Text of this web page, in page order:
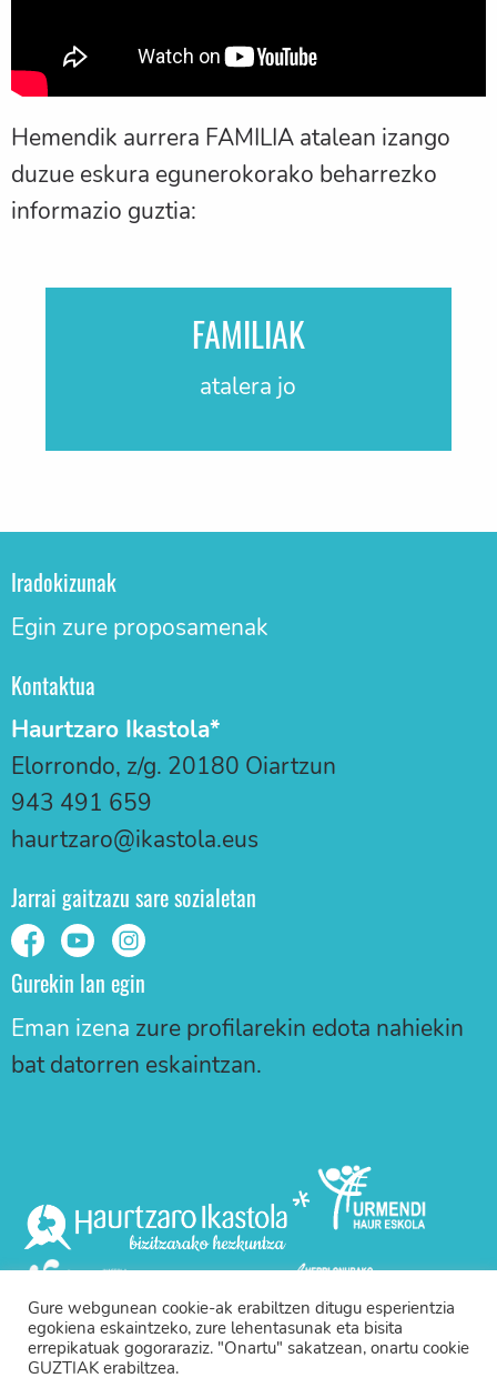
Hemendik aurrera FAMILIA atalean izango
duzue eskura egunerokorako beharrezko
informazio guztia:
FAMILIAK
atalera jo
Iradokizunak
Egin zure proposamenak
Kontaktua
Haurtzaro Ikastola*
Elorrondo, z/g. 20180 Oiartzun
943 491 659
haurtzaro@ikastola.eus
Jarrai gaitzazu sare sozialetan
Gurekin lan egin
Eman izena zure profilarekin edota nahiekin
bat datorren eskaintzan.
Gure webgunean cookie-ak erabiltzen ditugu esperientzia
egokiena eskaintzeko, zure lehentasunak eta bisita
errepikatuak gogoraraziz. "Onartu" sakatzean, onartu cookie
GUZTIAK erabiltzea.